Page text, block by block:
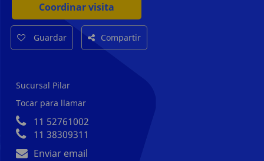
Coordinar visita
Guardar Compartir
Sucursal Pilar
Tocar para llamar
11 52761002
11 38309311
Enviar email